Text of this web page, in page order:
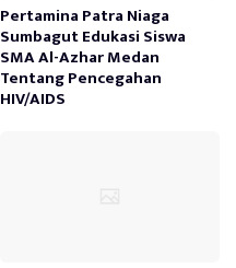
Pertamina Patra Niaga
Sumbagut Edukasi Siswa
SMA Al-Azhar Medan
Tentang Pencegahan
HIV/AIDS